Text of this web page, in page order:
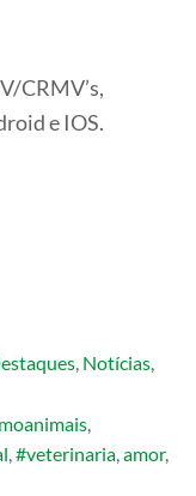
CRMV’s,
e IOS.
, Notícias,
,#veterinaria ,amor,